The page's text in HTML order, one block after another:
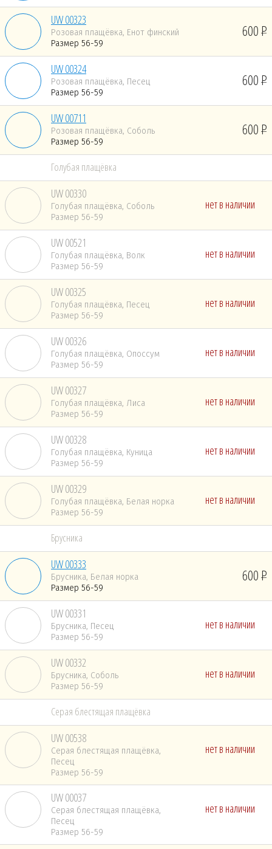
UW 00323
Розовая плащёвка, Енот финский
Размер 56-59
600
UW 00324
Розовая плащёвка, Песец
Размер 56-59
600
UW 00711
Розовая плащёвка, Соболь
Размер 56-59
600
Голубая плащёвка
UW 00330
Голубая плащёвка, Соболь
Размер 56-59
нет в наличии
UW 00521
Голубая плащёвка, Волк
Размер 56-59
нет в наличии
UW 00325
Голубая плащёвка, Песец
Размер 56-59
нет в наличии
UW 00326
Голубая плащёвка, Опоссум
Размер 56-59
нет в наличии
UW 00327
Голубая плащёвка, Лиса
Размер 56-59
нет в наличии
UW 00328
Голубая плащёвка, Куница
Размер 56-59
нет в наличии
UW 00329
Голубая плащёвка, Белая норка
Размер 56-59
нет в наличии
Брусника
UW 00333
Брусника, Белая норка
Размер 56-59
600
UW 00331
Брусника, Песец
Размер 56-59
нет в наличии
UW 00332
Брусника, Соболь
Размер 56-59
нет в наличии
Серая блестящая плащёвка
UW 00538
Серая блестящая плащёвка,
Песец
Размер 56-59
нет в наличии
UW 00037
Серая блестящая плащёвка,
Песец
Размер 56-59
нет в наличии